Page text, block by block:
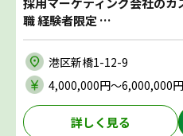
職 経験者限定 …
港区新橋1-12-9
4,000,000円〜6,000,000円
詳しく見る